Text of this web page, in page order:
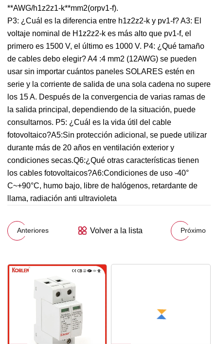
**AWG/h1z2z1-k**mm2(orpv1-f).
P3: ¿Cuál es la diferencia entre h1z2z2-k y pv1-f? A3: El
voltaje nominal de H1z2z2-k es más alto que pv1-f, el
primero es 1500 V, el último es 1000 V. P4: ¿Qué tamaño
de cables debo elegir? A4 :4 mm2 (12AWG) se pueden
usar sin importar cuántos paneles SOLARES estén en
serie y la corriente de salida de una sola cadena no supere
los 15 A. Después de la convergencia de varias ramas de
la salida principal, dependiendo de la situación, puede
consultarnos. P5: ¿Cuál es la vida útil del cable
fotovoltaico?A5:Sin protección adicional, se puede utilizar
durante más de 20 años en ventilación exterior y
condiciones secas.Q6:¿Qué otras características tienen
los cables fotovoltaicos?A6:Condiciones de uso -40°
C~+90°C, humo bajo, libre de halógenos, retardante de
llama, radiación anti ultravioleta
Anteriores Volver a la lista Próximo